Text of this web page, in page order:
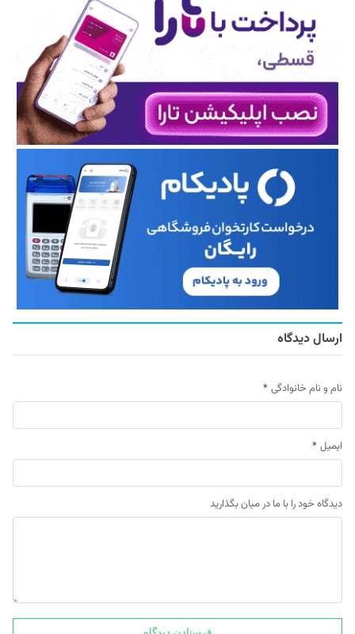
ارسال دیدگاه
نام و نام خانوادگی *
ایمیل *
دیدگاه خود را با ما در میان بگذارید